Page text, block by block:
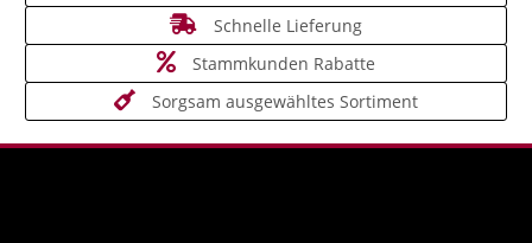
Schnelle Lieferung
Stammkunden Rabatte
Sorgsam ausgewähltes Sortiment